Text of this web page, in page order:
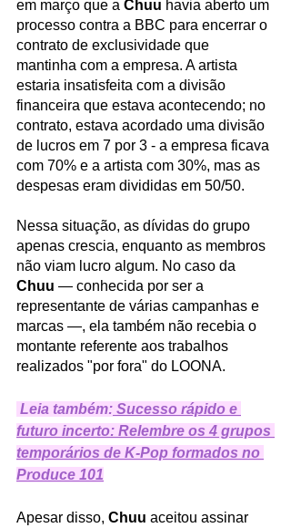
em março que a Chuu havia aberto um
processo contra a BBC para encerrar o
contrato de exclusividade que
mantinha com a empresa. A artista
estaria insatisfeita com a divisão
financeira que estava acontecendo; no
contrato, estava acordado uma divisão
de lucros em 7 por 3 - a empresa ficava
com 70% e a artista com 30%, mas as
despesas eram divididas em 50/50.
Nessa situação, as dívidas do grupo
apenas crescia, enquanto as membros
não viam lucro algum. No caso da
Chuu — conhecida por ser a
representante de várias campanhas e
marcas —, ela também não recebia o
montante referente aos trabalhos
realizados "por fora" do LOONA.
Leia também: Sucesso rápido e
futuro incerto: Relembre os 4 grupos
temporários de K-Pop formados no
Produce 101
Apesar disso, Chuu aceitou assinar